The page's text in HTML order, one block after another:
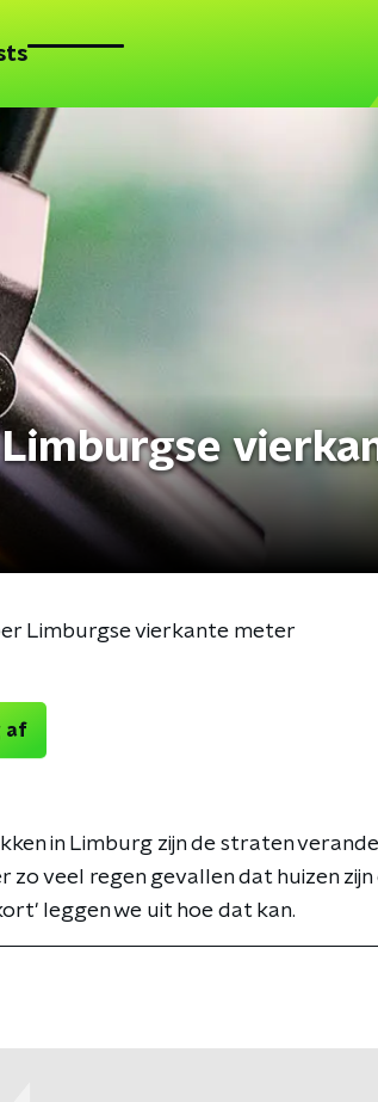
Limburgse vierkante meter
af
in Limburg zijn de straten
zo veel regen gevallen dat huizen
leggen we uit hoe dat kan.